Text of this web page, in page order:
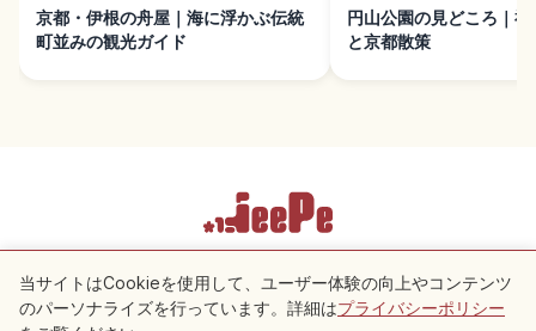
京都・伊根の舟屋｜海に浮かぶ伝統
町並みの観光ガイド
円山公園の見どころ｜
と京都散策
付近のスポット
当サイトはCookieを使用して、ユーザー体験の向上やコンテンツ
のパーソナライズを行っています。詳細はプライバシーポリシー